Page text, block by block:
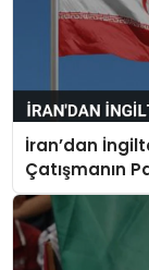
İran’dan
Çatışmanın